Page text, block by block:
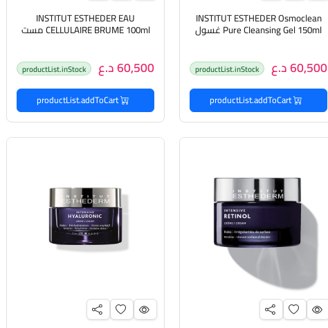
INSTITUT ESTHEDER Osmoclean
Pure Cleansing Gel 150ml غسول
60,500 د.ع productList.inStock
productList.addToCart
INSTITUT ESTHEDER EAU
CELLULAIRE BRUME 100ml مست
60,500 د.ع productList.inStock
productList.addToCart